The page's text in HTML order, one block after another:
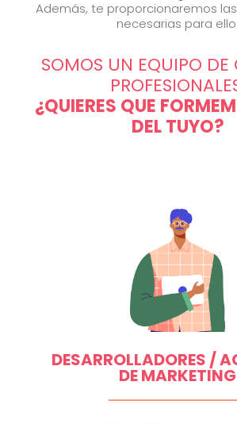
Además, te proporcionaremos
necesarias para ello.
SOMOS UN EQUIPO DE
¿QUIERES QUE
DEL TUYO?
DESARROLLADORES /
DE MARKETING